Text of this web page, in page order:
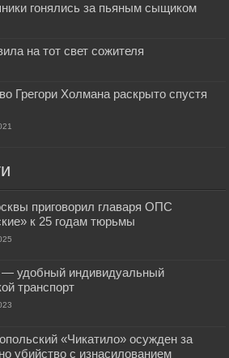
гонялись за пьяным сыщиком
на тот свет сожителя
Грегори Холмана раскрыто спустя
приговорил главаря ОПС
к 25 годам тюрьмы
— удобный индивидуальный
транспорт
«Чикатило» осужден за
убийство с изнасилованием